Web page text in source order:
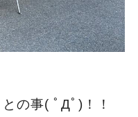
との事( ﾟДﾟ)！！